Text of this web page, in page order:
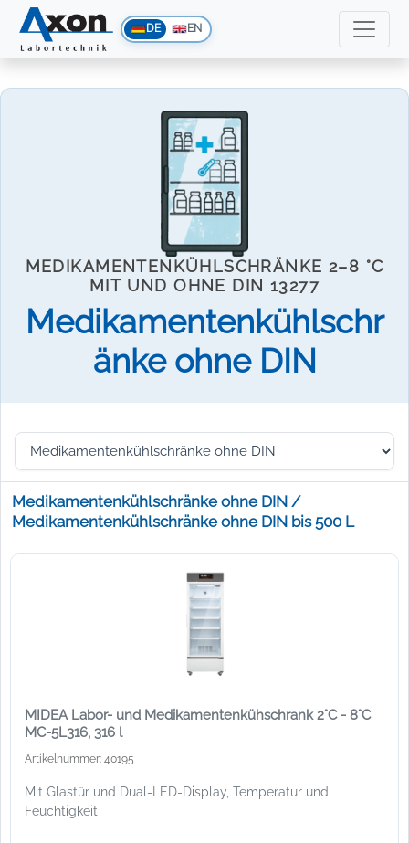
DE EN
MEDIKAMENTENKÜHLSCHRÄNKE 2–8 °C
MIT UND OHNE DIN 13277
Medikamentenkühlschr
änke ohne DIN
Medikamentenkühlschränke ohne DIN /
Medikamentenkühlschränke ohne DIN bis 500 L
MIDEA Labor- und Medikamentenkühschrank 2°C - 8°C
MC-5L316, 316 l
Artikelnummer: 40195
Mit Glastür und Dual-LED-Display, Temperatur und
Feuchtigkeit